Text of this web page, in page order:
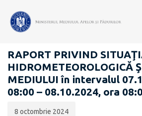
RAPOARTE ZILNICE STAREA MEDIULUI
RAPORT PRIVIND
HIDROMETEOROLOGICĂ
MEDIULUI în intervalul
08:00 – 08.10.2024, ora
publicării:
8 octombrie 2024